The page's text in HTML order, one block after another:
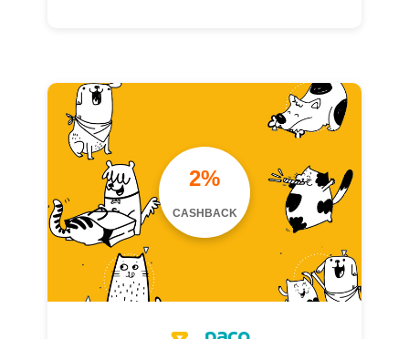
2%
CASHBACK